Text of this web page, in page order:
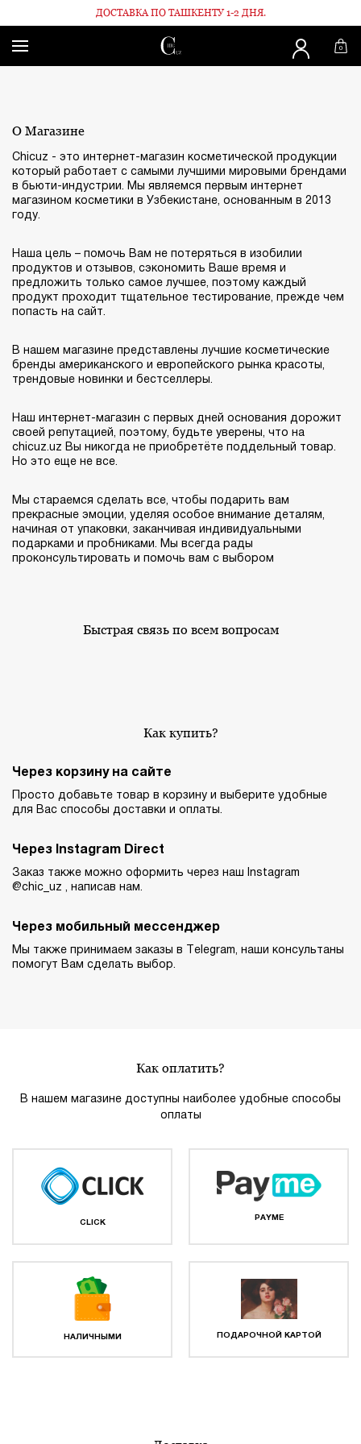
ДОСТАВКА ПО ТАШКЕНТУ 1-2 ДНЯ.
0
О Магазине
О Магазине
Chicuz - это интернет-магазин косметической продукции
который работает с самыми лучшими мировыми брендами
в бьюти-индустрии. Мы являемся первым интернет
магазином косметики в Узбекистане, основанным в 2013
году.
Наша цель – помочь Вам не потеряться в изобилии
продуктов и отзывов, сэкономить Ваше время и
предложить только самое лучшее, поэтому каждый
продукт проходит тщательное тестирование, прежде чем
попасть на сайт.
В нашем магазине представлены лучшие косметические
бренды американского и европейского рынка красоты,
трендовые новинки и бестселлеры.
Наш интернет-магазин с первых дней основания дорожит
своей репутацией, поэтому, будьте уверены, что на
chicuz.uz Вы никогда не приобретёте поддельный товар.
Но это еще не все.
Мы стараемся сделать все, чтобы подарить вам
прекрасные эмоции, уделяя особое внимание деталям,
начиная от упаковки, заканчивая индивидуальными
подарками и пробниками. Мы всегда рады
проконсультировать и помочь вам с выбором
Быстрая связь по всем вопросам
Как купить?
Через корзину на сайте
Просто добавьте товар в корзину и выберите удобные
для Вас способы доставки и оплаты.
Через Instagram Direct
Заказ также можно оформить через наш Instagram
@chic_uz , написав нам.
Через мобильный мессенджер
Мы также принимаем заказы в Telegram, наши консультаны
помогут Вам сделать выбор.
Как оплатить?
В нашем магазине доступны наиболее удобные способы
оплаты
CLICK
PAYME
НАЛИЧНЫМИ ПОДАРОЧНОЙ КАРТОЙ